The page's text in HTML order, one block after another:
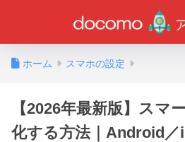
ホーム スマホの設定
【2026年最新版】スマ
化する方法｜Android